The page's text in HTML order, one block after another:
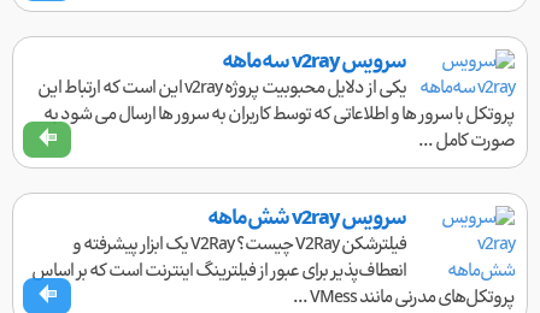
سرویس v2ray سه‌ماهه
یکی از دلایل محبوبیت پروژه v2ray این است که ارتباط این
پروتکل با سرور ها و اطلاعاتی که توسط کاربران به سرور ها ارسال می شود به
صورت کامل ...
سرویس v2ray شش‌ماهه
فیلترشکن V2Ray چیست؟ V2Ray یک ابزار پیشرفته و
انعطاف‌پذیر برای عبور از فیلترینگ اینترنت است که بر اساس
پروتکل‌های مدرنی مانند VMess ...